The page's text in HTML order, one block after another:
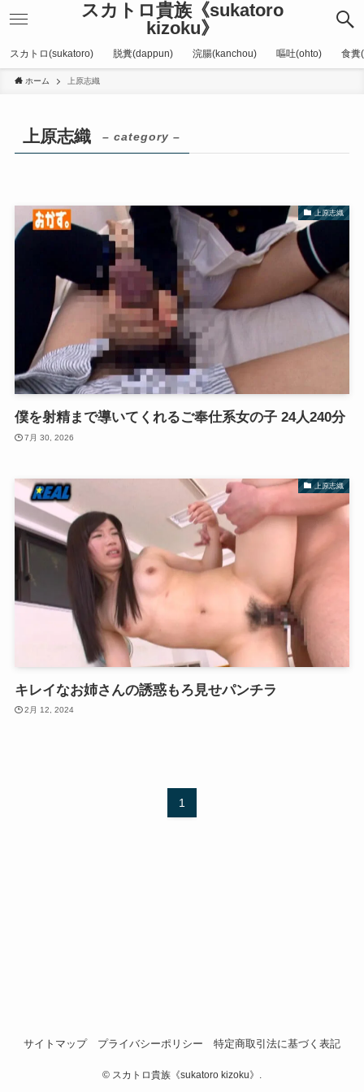
スカトロ貴族《sukatoro
kizoku》
スカトロ(sukatoro) 脱糞(dappun) 浣腸(kanchou) 嘔吐(ohto) 食糞
ホーム 上原志織
上原志織 – category –
上原志織
僕を射精まで導いてくれるご奉仕系女の子 24人240分
7月 30, 2026
上原志織
キレイなお姉さんの誘惑もろ見せパンチラ
2月 12, 2024
1
サイトマップ プライバシーポリシー 特定商取引法に基づく表記
© スカトロ貴族《sukatoro kizoku》.